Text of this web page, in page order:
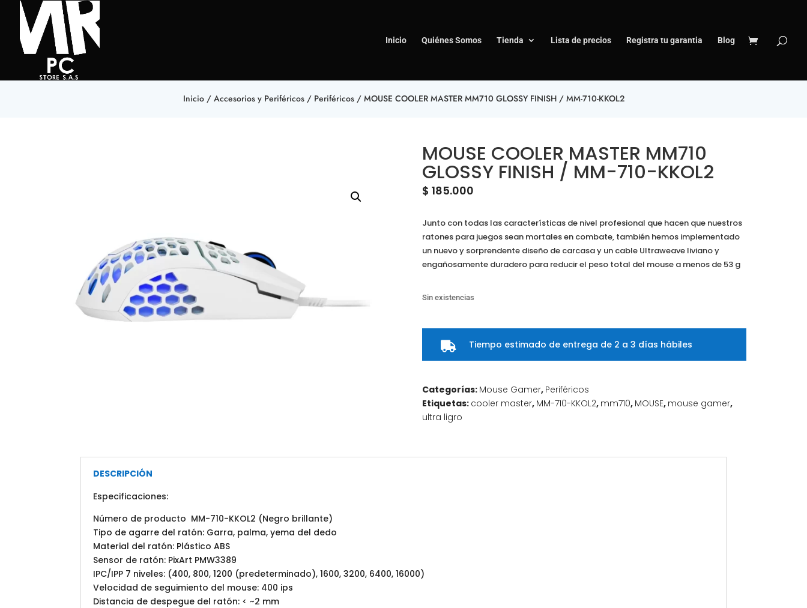
Inicio Quiénes Somos Tienda Lista de precios Registra tu garantia Blog
Inicio/ Accesorios y Periféricos/ Periféricos/ MOUSE COOLER MASTER MM710 GLOSSY FINISH / MM-710-KKOL2
MOUSE COOLER MASTER MM710
GLOSSY FINISH / MM-710-KKOL2
$ 185.000
Junto con todas las características de nivel profesional que hacen que nuestros
ratones para juegos sean mortales en combate, también hemos implementado
un nuevo y sorprendente diseño de carcasa y un cable Ultraweave liviano y
engañosamente duradero para reducir el peso total del mouse a menos de 53 g
Sin existencias
 Tiempo estimado de entrega de 2 a 3 días hábiles
Categorías: Mouse Gamer, Periféricos
Etiquetas: cooler master, MM-710-KKOL2, mm710, MOUSE, mouse gamer,
ultra ligro
DESCRIPCIÓN
Especificaciones:
Número de producto MM-710-KKOL2 (Negro brillante)
Tipo de agarre del ratón: Garra, palma, yema del dedo
Material del ratón: Plástico ABS
Sensor de ratón: PixArt PMW3389
IPC/IPP 7 niveles: (400, 800, 1200 (predeterminado), 1600, 3200, 6400, 16000)
Velocidad de seguimiento del mouse: 400 ips
Distancia de despegue del ratón: < ~2 mm